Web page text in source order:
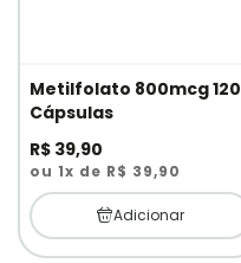
Metilfolato 800mcg 120
Cápsulas
R$ 39,90
ou 1x de R$ 39,90
Adicionar